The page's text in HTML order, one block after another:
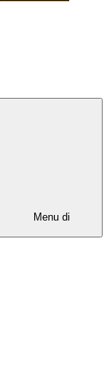
Menu di